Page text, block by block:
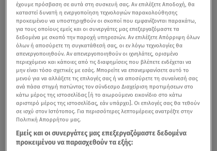
έχουμε πρόσβαση σε αυτά στη συσκευή σας. Αν επιλέξετε Αποδοχή, θα
καταστεί δυνατή η ενεργοποίηση τεχνολογιών παρακολούθησης
προκειμένου να υποστηριχθούν οι σκοποί που εμφανίζονται παρακάτω,
για τους οποίους εμείς και οι συνεργάτες μας επεξεργαζόμαστε τα
δεδομένα με σκοπό την παροχή υπηρεσιών. Αν επιλέξετε Απόρριψη όλων
όλων ή αποσύρετε τη συγκατάθεσή σας, οι εν λόγω τεχνολογίες θα
απενεργοποιηθούν. Αν απενεργοποιηθούν οι ιχνηλάτες, ορισμένο
περιεχόμενο και κάποιες από τις διαφημίσεις που βλέπετε ενδέχεται να
μην είναι τόσο σχετικές με εσάς. Μπορείτε να επανεμφανίσετε αυτό το
μενού για να αλλάξετε τις επιλογές σας ή να αποσύρετε τη συναίνεσή σας
ανά πάσα στιγμή πατώντας τον σύνδεσμο Διαχείριση προτιμήσεων στο
κάτω μέρος της ιστοσελίδας [ή το αιωρούμενο εικονίδιο στο κάτω
αριστερό μέρος της ιστοσελίδας, εάν υπάρχει]. Οι επιλογές σας θα τεθούν
σε ισχύ στον Ιστότοπος. Για περισσότερες λεπτομέρειες ανατρέξτε στην
Πολιτική Απορρήτου μας.
Εμείς και οι συνεργάτες μας επεξεργαζόμαστε δεδομένα
προκειμένου να παρασχεθούν τα εξής: